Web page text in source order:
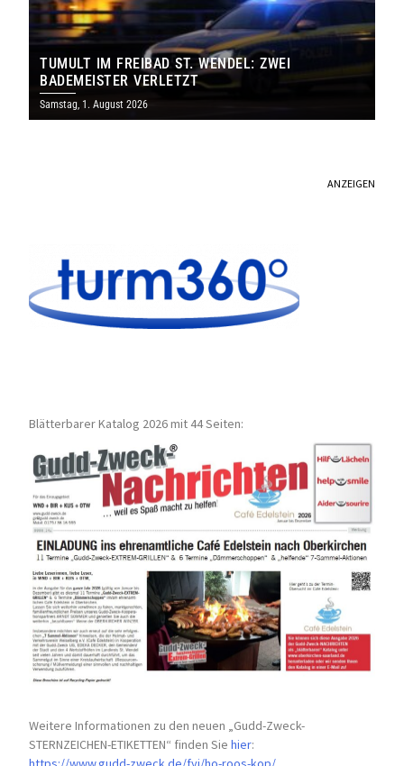
TUMULT IM FREIBAD ST. WENDEL: ZWEI
BADEMEISTER VERLETZT
Samstag, 1. August 2026
ANZEIGEN
Blätterbarer Katalog 2026 mit 44 Seiten:
Weitere Informationen zu den neuen „Gudd-Zweck-
STERNZEICHEN-ETIKETTEN“ finden Siehier: